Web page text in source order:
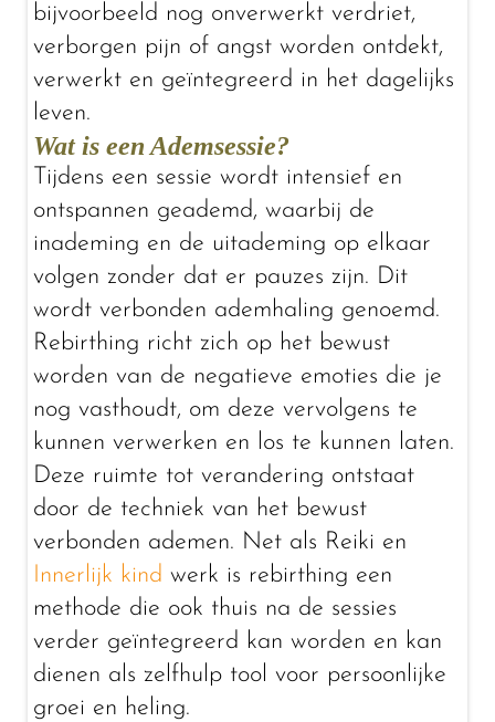
bijvoorbeeld nog onverwerkt verdriet,
verborgen pijn of angst worden ontdekt,
verwerkt en geïntegreerd in het dagelijks
leven.
Wat is een Ademsessie?
Tijdens een sessie wordt intensief en
ontspannen geademd, waarbij de
inademing en de uitademing op elkaar
volgen zonder dat er pauzes zijn. Dit
wordt verbonden ademhaling genoemd.
Rebirthing richt zich op het bewust
worden van de negatieve emoties die je
nog vasthoudt, om deze vervolgens te
kunnen verwerken en los te kunnen laten.
Deze ruimte tot verandering ontstaat
door de techniek van het bewust
verbonden ademen. Net als Reiki en
Innerlijk kind werk is rebirthing een
methode die ook thuis na de sessies
verder geïntegreerd kan worden en kan
dienen als zelfhulp tool voor persoonlijke
groei en heling.